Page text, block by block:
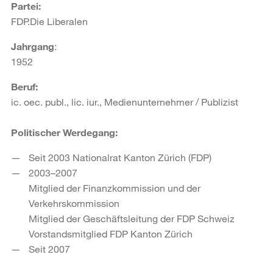
Partei:
FDP.Die Liberalen
Jahrgang:
1952
Beruf:
ic. oec. publ., lic. iur., Medienunternehmer / Publizist
Politischer Werdegang:
Seit 2003 Nationalrat Kanton Zürich (FDP)
2003–2007
Mitglied der Finanzkommission und der
Verkehrskommission
Mitglied der Geschäftsleitung der FDP Schweiz
Vorstandsmitglied FDP Kanton Zürich
Seit 2007